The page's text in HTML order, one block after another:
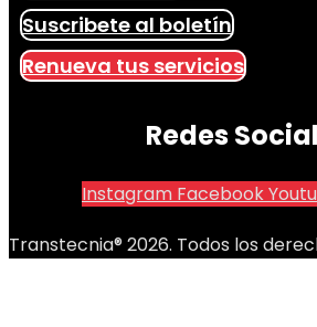
Suscribete al boletín
Renueva tus servicios
Redes
Instagram Facebook
Transtecnia® 2026. Todos los